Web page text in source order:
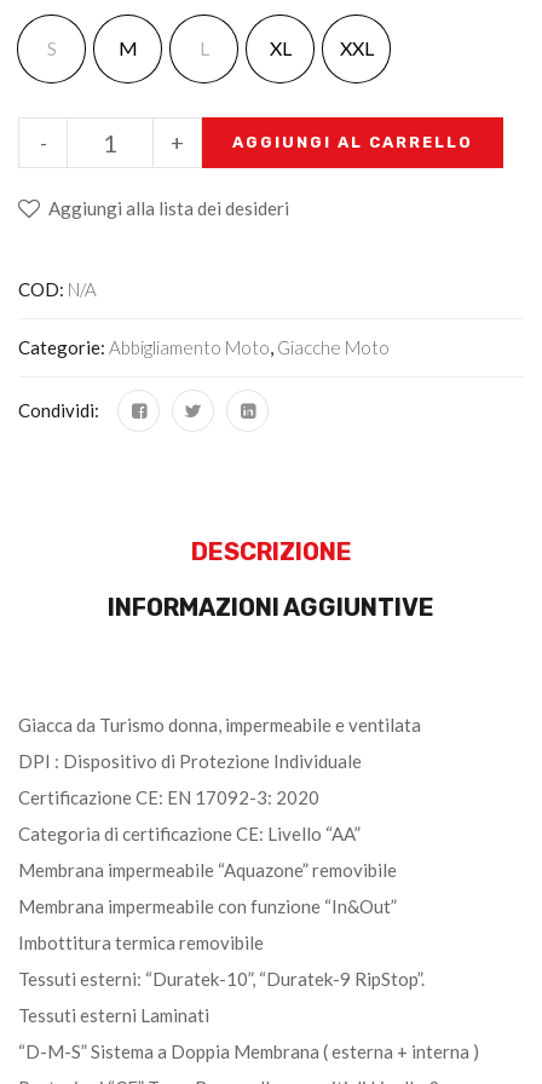
S M L XL XXL
+
- AGGIUNGI AL CARRELLO
Aggiungi alla lista dei desideri
COD: N/A
Categorie: Abbigliamento Moto, Giacche Moto
Condividi:
DESCRIZIONE
INFORMAZIONI AGGIUNTIVE
Giacca da Turismo donna, impermeabile e ventilata
DPI : Dispositivo di Protezione Individuale
Certificazione CE: EN 17092-3: 2020
Categoria di certificazione CE: Livello “AA”
Membrana impermeabile “Aquazone” removibile
Membrana impermeabile con funzione “In&Out”
Imbottitura termica removibile
Tessuti esterni: “Duratek-10”, “Duratek-9 RipStop”.
Tessuti esterni Laminati
“D-M-S” Sistema a Doppia Membrana ( esterna + interna )